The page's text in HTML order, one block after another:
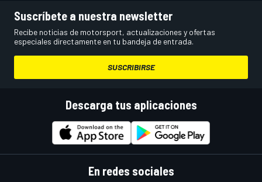
Suscríbete a nuestra newsletter
Recibe noticias de motorsport, actualizaciones y ofertas
especiales directamente en tu bandeja de entrada.
SUSCRIBIRSE
Descarga tus aplicaciones
En redes sociales